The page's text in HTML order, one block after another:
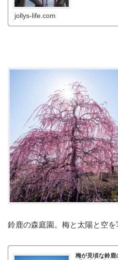
jollys-life.com
鈴鹿の森庭園。梅と太陽と空を
梅が見頃な鈴鹿